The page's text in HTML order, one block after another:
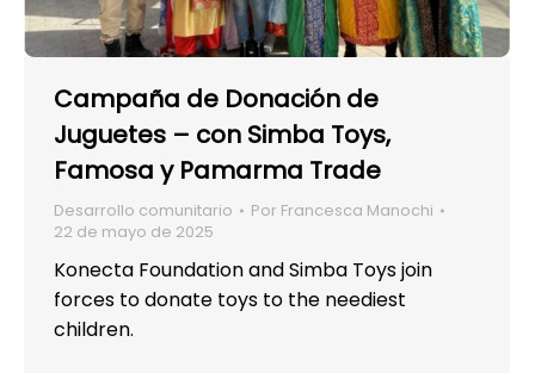
Campaña de Donación de
Juguetes – con Simba Toys,
Famosa y Pamarma Trade
Desarrollo comunitario Por Francesca Manochi
22 de mayo de 2025
Konecta Foundation and Simba Toys join
forces to donate toys to the neediest
children.